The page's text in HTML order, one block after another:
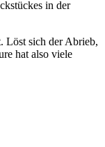
in der
Löst sich der Abrieb,
hat also viele